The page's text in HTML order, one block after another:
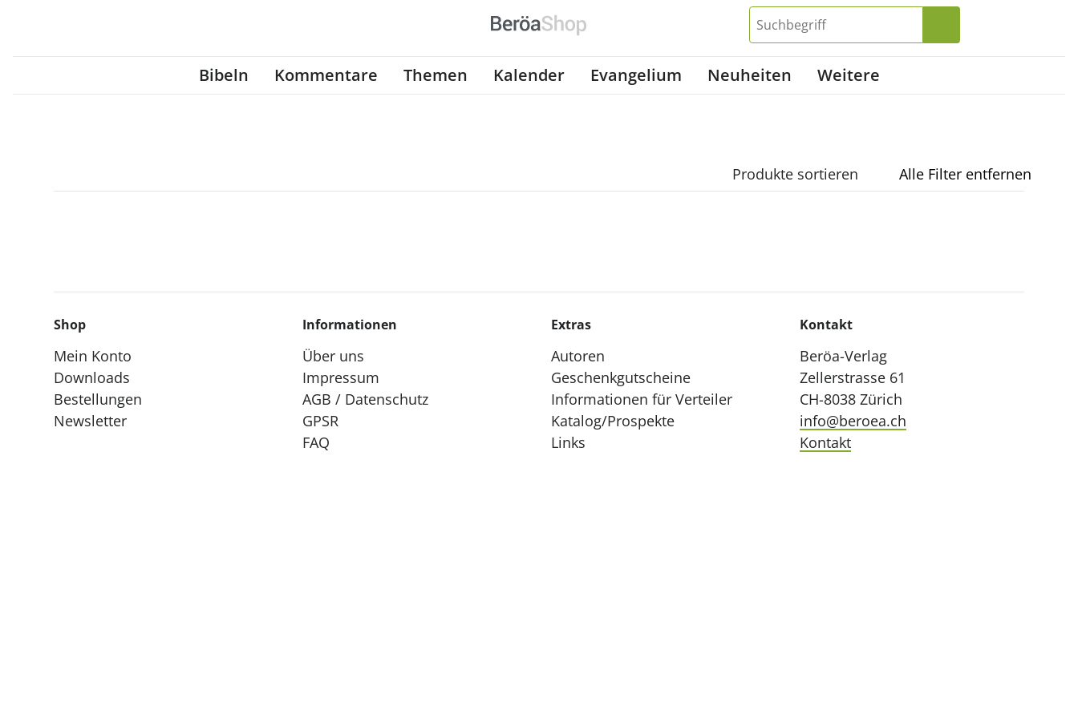
Bibeln Kommentare Themen Kalender Evangelium Neuheiten Weitere
Produkte sortieren Alle Filter entfernen
Shop
Mein Konto
Downloads
Bestellungen
Newsletter
Informationen
Über uns
Impressum
AGB / Datenschutz
GPSR
FAQ
Extras
Autoren
Geschenkgutscheine
Informationen für Verteiler
Katalog/Prospekte
Links
Kontakt
Beröa-Verlag
Zellerstrasse 61
CH-8038 Zürich
info@beroea.ch
Kontakt